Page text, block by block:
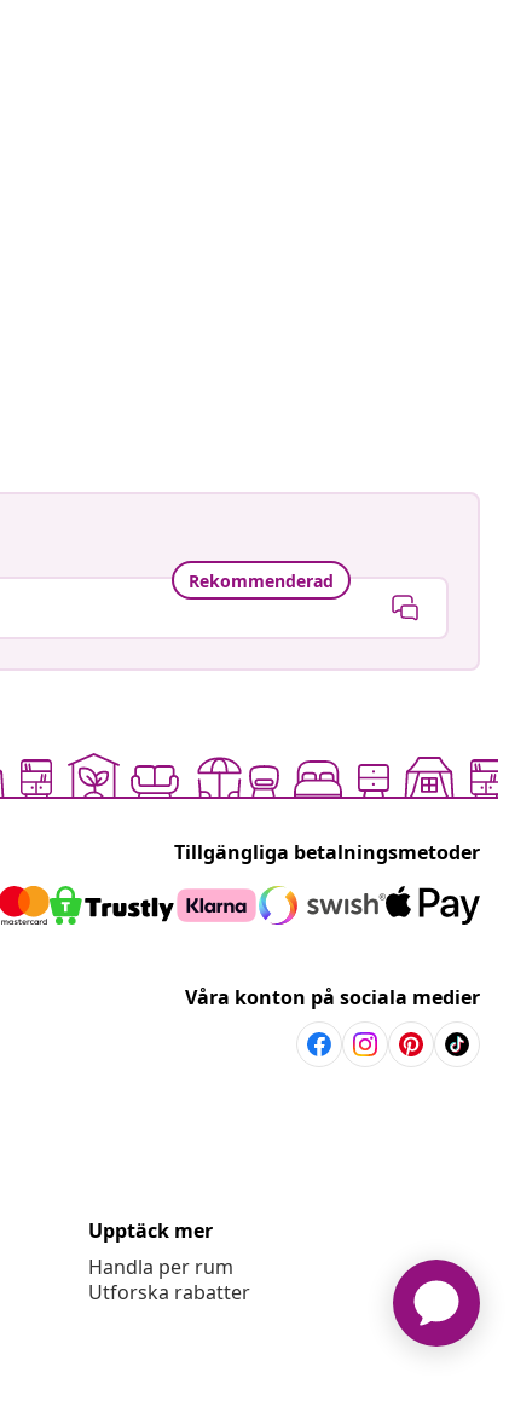
Rekommenderad
Tillgängliga betalningsmetoder
Våra konton på sociala medier
Upptäck mer
Handla per rum
Utforska rabatter